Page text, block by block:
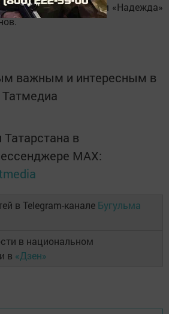
II степени, а диплом «Надежда»
важным и интересным в
Татмедиа
в
MАХ:
в Telegram-канале Бугульма
в национальном
и в «Дзен»